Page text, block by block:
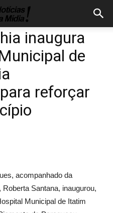
inaugura
de
reforçar
acompanhado da
Santana, inaugurou,
Municipal de Itatim